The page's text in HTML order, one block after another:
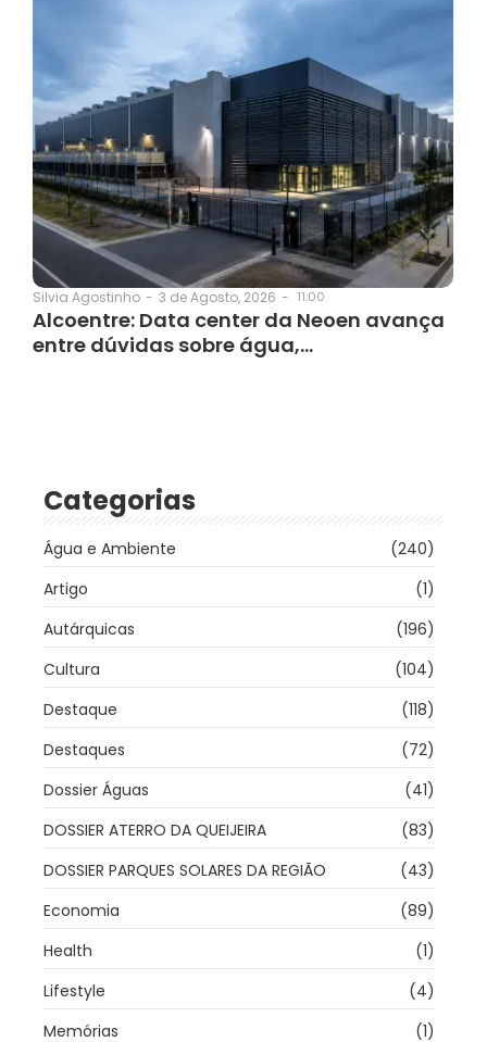
Silvia Agostinho - 3 de Agosto, 2026 - 11:00
Alcoentre: Data center da Neoen avança
entre dúvidas sobre água,…
Categorias
Água e Ambiente
(240)
Artigo
(1)
Autárquicas
(196)
Cultura
(104)
Destaque
(118)
Destaques
(72)
Dossier Águas
(41)
DOSSIER ATERRO DA QUEIJEIRA
(83)
DOSSIER PARQUES SOLARES DA REGIÃO
(43)
Economia
(89)
Health
(1)
Lifestyle
(4)
Memórias
(1)